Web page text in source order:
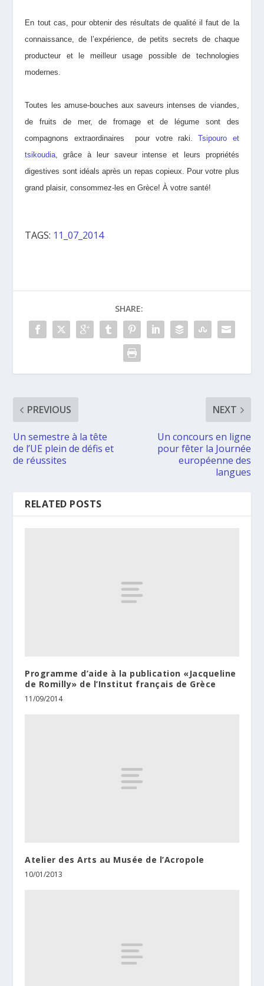
En tout cas, pour obtenir des résultats de qualité il faut de la
connaissance, de l’expérience, de petits secrets de chaque
producteur et le meilleur usage possible de technologies
modernes.
Toutes les amuse-bouches aux saveurs intenses de viandes,
de fruits de mer, de fromage et de légume sont des
compagnons extraordinaires pour votre raki.Tsipouro et
tsikoudia, grâce à leur saveur intense et leurs propriétés
digestives sont idéals après un repas copieux. Pour votre plus
grand plaisir, consommez-les en Grèce!À votre santé!
TAGS: 11_07_2014
SHARE:
PREVIOUS
Un semestre à la tête
de l’UE plein de défis et
de réussites
NEXT
Un concours en ligne
pour fêter la Journée
européenne des
langues
RELATED POSTS
Programme d’aide à la publication «Jacqueline
de Romilly» de l’Institut français de Grèce
11/09/2014
Atelier des Arts au Musée de l’Acropole
10/01/2013